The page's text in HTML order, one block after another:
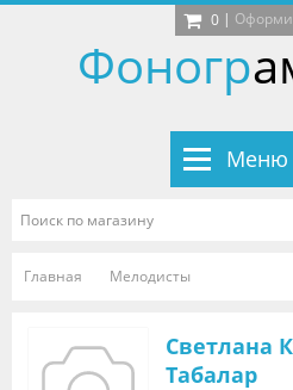
0 |
Фоногр
Меню
Главная Мелодисты
Светлана
Табалар